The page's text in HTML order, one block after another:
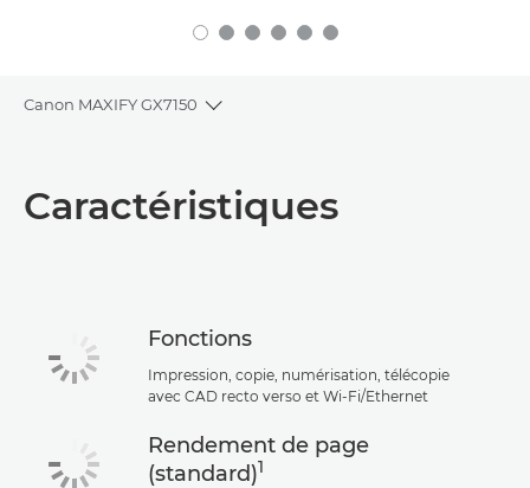
Canon MAXIFY GX7150
Toggle breadcrumbs
Caractéristiques
Caractéristiques
Fonctions
Impression, copie, numérisation, télécopie
avec CAD recto verso et Wi-Fi/Ethernet
Rendement de page
(standard)1